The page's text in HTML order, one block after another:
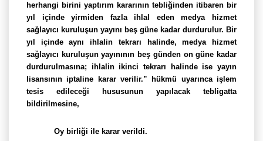
herhangi birini yaptırım kararının tebliğinden itibaren bir
yıl içinde yirmiden fazla ihlal eden medya hizmet
sağlayıcı kuruluşun yayını beş güne kadar durdurulur. Bir
yıl içinde aynı ihlalin tekrarı halinde, medya hizmet
sağlayıcı kuruluşun yayınının beş günden on güne kadar
durdurulmasına; ihlalin ikinci tekrarı halinde ise yayın
lisansının iptaline karar verilir.” hükmü uyarınca işlem
tesis edileceği hususunun yapılacak tebligatta
bildirilmesine,
Oy birliği ile karar verildi.